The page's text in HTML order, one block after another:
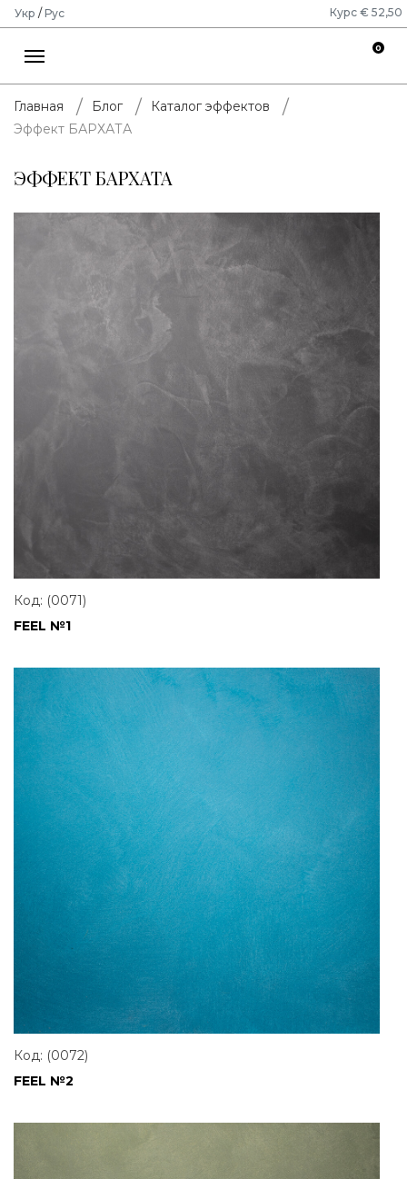
Укр / Рус Курс € 52,50
0
Главная Блог
Каталог эффектов
Эффект БАРХАТА
ЭФФЕКТ БАРХАТА
Код: (0071)
FEEL №1
Код: (0072)
FEEL №2